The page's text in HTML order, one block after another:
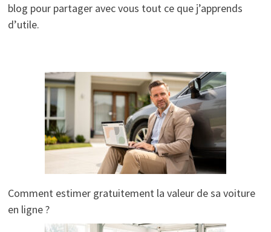
blog pour partager avec vous tout ce que j’apprends
d’utile.
Comment estimer gratuitement la valeur de sa voiture
en ligne ?